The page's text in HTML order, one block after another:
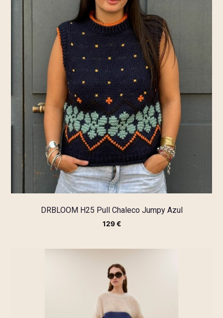
DRBLOOM H25 Pull Chaleco Jumpy Azul
129€